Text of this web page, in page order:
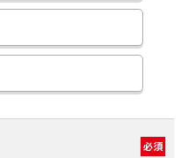
必須